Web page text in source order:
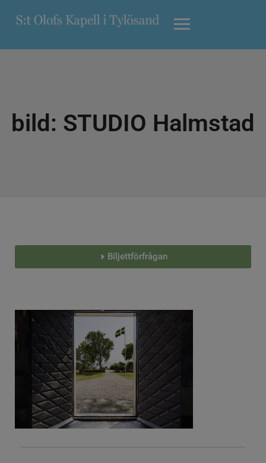
bild: STUDIO Halmstad
Biljettförfrågan